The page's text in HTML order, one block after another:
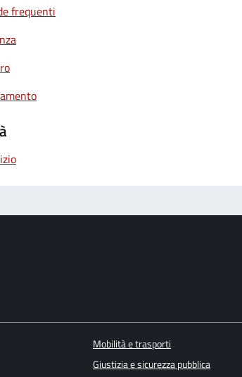
frequenti
Mobilità e trasporti
Giustizia e sicurezza pubblica